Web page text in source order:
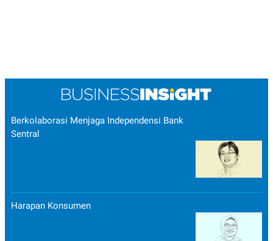
Berkolaborasi Menjaga Independensi Bank
Sentral
Harapan Konsumen